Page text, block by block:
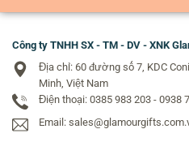
Công ty TNHH SX - TM - DV - XNK
Địa chỉ: 60 đường số 7, KDC
Minh, Việt Nam
Điện thoại: 0385 983 203 - 0938
Email: